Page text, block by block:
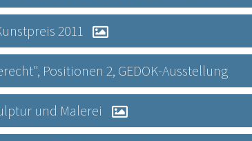
2011
Positionen 2, GEDOK-Ausstellung
und Malerei